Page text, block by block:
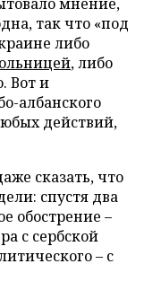
так что «под
либо
, либо
Вот и
албанского
действий,
сказать, что
спустя два
обострение –
с сербской
– с